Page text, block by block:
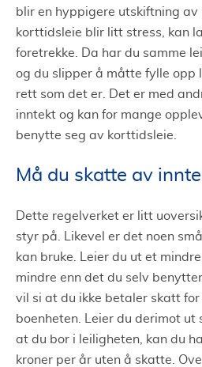
blir en hyppigere utskiftning av
korttidsleie blir litt stress, kan
foretrekke. Da har du samme
og du slipper å måtte fylle opp
rett som det er. Det er med
inntekt og kan for mange
benytte seg av korttidsleie.
Må du skatte av
Dette regelverket er litt
styr på. Likevel er det noen
kan bruke. Leier du ut et
mindre enn det du selv
vil si at du ikke betaler skatt
boenheten. Leier du derimot
at du bor i leiligheten, kan du
kroner per år uten å skatte.